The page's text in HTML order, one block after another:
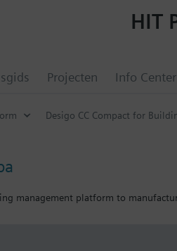
Projecten Info Center
HIT
Desigo CC Compact for
management platform to